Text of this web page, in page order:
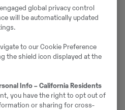
översikt av dina
och avtal. Du får även
global privacy control
will be automatically updated
to our Cookie Preference
the shield icon displayed at the
Info – California Residents
you have the right to opt out of
or sharing for cross-